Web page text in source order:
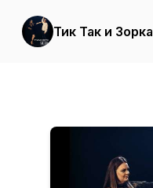
Тик Так и Зорка